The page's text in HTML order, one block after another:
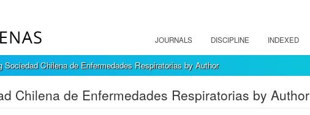
JOURNALS DISCIPLINE INDEXED
Sociedad Chilena de Enfermedades Respiratorias by Author
Chilena de Enfermedades Respiratorias by Author